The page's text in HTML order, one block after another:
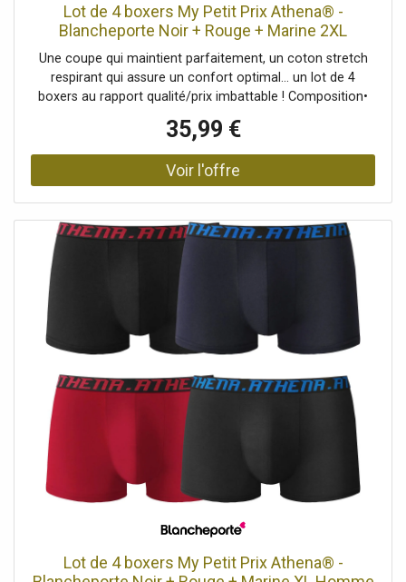
Lot de 4 boxers My Petit Prix Athena® -
Blancheporte Noir + Rouge + Marine 2XL
Homme
Une coupe qui maintient parfaitement, un coton stretch
respirant qui assure un confort optimal... un lot de 4
boxers au rapport qualité/prix imbattable ! Composition•
Coupe confortable.• Large élastique siglé à la taille.•
Devant doublé.• En lot de 4Blancheporte s’engage • Ce
produit est labellisé OEKO-TEX® STANDARD 100 (n° CQ
des exigences réglementaires en vigueur sur le plan
national et européen.
35,99 €
Lot de 4 boxers My Petit Prix Athena® -